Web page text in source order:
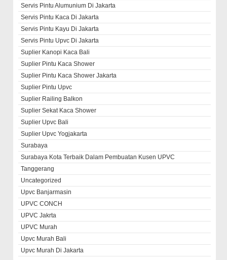
Servis Pintu Alumunium Di Jakarta
Servis Pintu Kaca Di Jakarta
Servis Pintu Kayu Di Jakarta
Servis Pintu Upvc Di Jakarta
Suplier Kanopi Kaca Bali
Suplier Pintu Kaca Shower
Suplier Pintu Kaca Shower Jakarta
Suplier Pintu Upvc
Suplier Railing Balkon
Suplier Sekat Kaca Shower
Suplier Upvc Bali
Suplier Upvc Yogjakarta
Surabaya
Surabaya Kota Terbaik Dalam Pembuatan Kusen UPVC
Tanggerang
Uncategorized
Upvc Banjarmasin
UPVC CONCH
UPVC Jakrta
UPVC Murah
Upvc Murah Bali
Upvc Murah Di Jakarta